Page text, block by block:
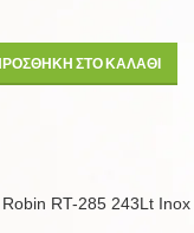
ΣΤΟ ΚΑΛΑΘΙ
Robin RT-285 243Lt Inox